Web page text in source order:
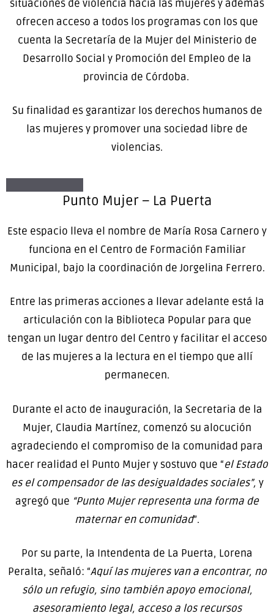
situaciones de violencia hacia las mujeres y además
ofrecen acceso a todos los programas con los que
cuenta la Secretaría de la Mujer del Ministerio de
Desarrollo Social y Promoción del Empleo de la
provincia de Córdoba.
Su finalidad es garantizar los derechos humanos de
las mujeres y promover una sociedad libre de
violencias.
Punto Mujer – La Puerta
Este espacio lleva el nombre de María Rosa Carnero y
funciona en el Centro de Formación Familiar
Municipal, bajo la coordinación de Jorgelina Ferrero.
Entre las primeras acciones a llevar adelante está la
articulación con la Biblioteca Popular para que
tengan un lugar dentro del Centro y facilitar el acceso
de las mujeres a la lectura en el tiempo que allí
permanecen.
Durante el acto de inauguración, la Secretaria de la
Mujer, Claudia Martínez, comenzó su alocución
agradeciendo el compromiso de la comunidad para
hacer realidad el Punto Mujer y sostuvo que “el Estado
es el compensador de las desigualdades sociales”, y
agregó que “Punto Mujer representa una forma de
maternar en comunidad”.
Por su parte, la Intendenta de La Puerta, Lorena
Peralta, señaló: “Aquí las mujeres van a encontrar, no
sólo un refugio, sino también apoyo emocional,
asesoramiento legal, acceso a los recursos